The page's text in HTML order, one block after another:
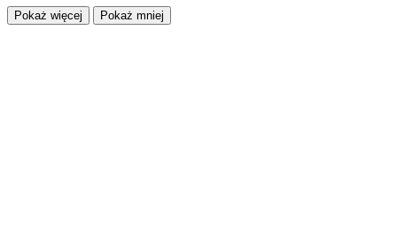
Pokaż więcej Pokaż mniej